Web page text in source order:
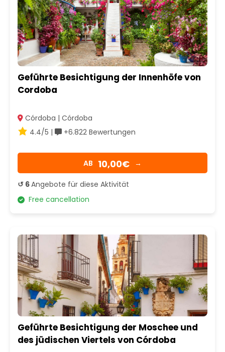
Geführte Besichtigung der Innenhöfe von
Cordoba
Córdoba | Córdoba
4.4/5 |
+6.822 Bewertungen
AB 10,00€ →
↺ 6Angebote für diese Aktivität
Free cancellation
Geführte Besichtigung der Moschee und
des jüdischen Viertels von Córdoba